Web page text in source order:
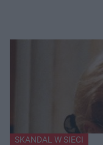
SKANDAL W SIECI